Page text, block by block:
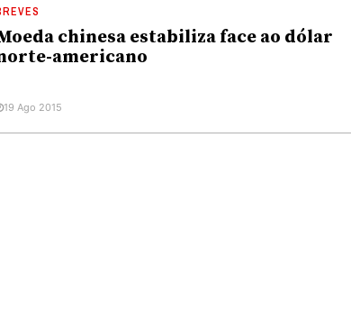
chinesa estabiliza face ao dólar
americano
19 Ago 2015